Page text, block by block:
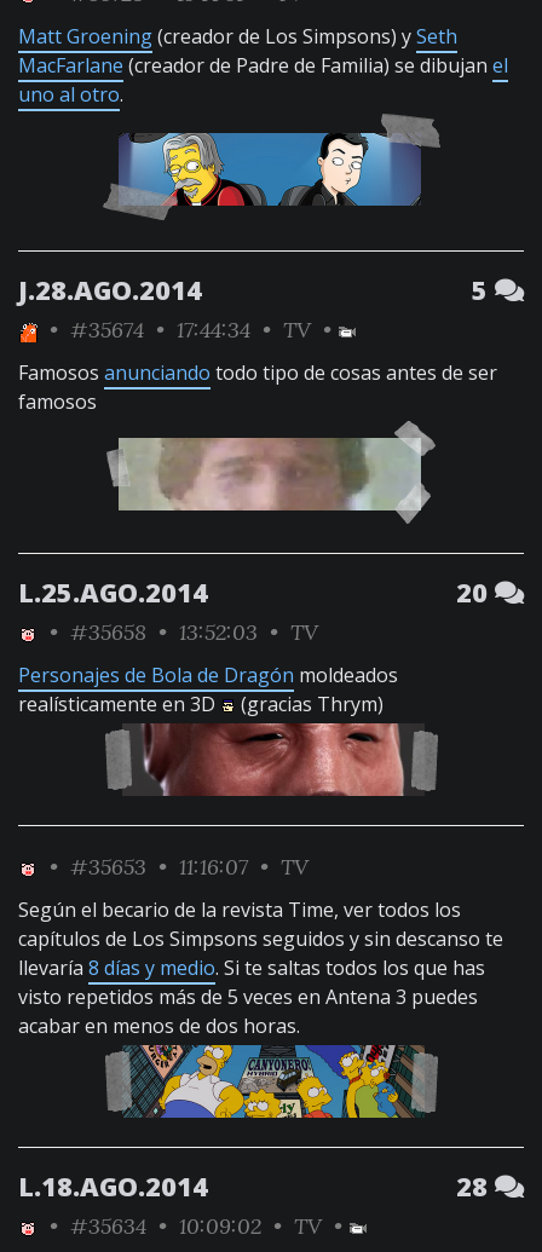
Matt Groening(creador de Los Simpsons) ySeth
MacFarlane (creador de Padre de Familia) se dibujan el
uno al otro.
J.28.AGO.2014 5
• #35674 • 17:44:34 • TV•
Famosos anunciando todo tipo de cosas antes de ser
famosos
L.25.AGO.2014 20
• #35658 • 13:52:03 • TV
Personajes de Bola de Dragón moldeados
realísticamente en 3D
(gracias Thrym)
• #35653 • 11:16:07 • TV
Según el becario de la revista Time, ver todos los
capítulos de Los Simpsons seguidos y sin descanso te
llevaría 8 días y medio. Si te saltas todos los que has
visto repetidos más de 5 veces en Antena 3 puedes
acabar en menos de dos horas.
L.18.AGO.2014 28
• #35634 • 10:09:02 • TV•